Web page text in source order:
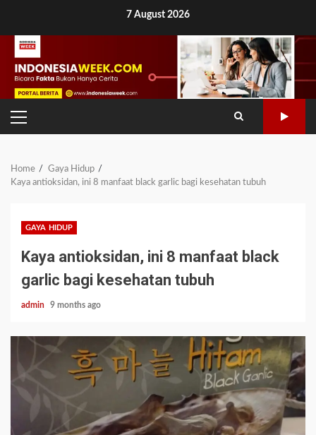
content
7 August 2026
PRIMARY
MENU
Home
Gaya Hidup
Kaya antioksidan, ini 8 manfaat black garlic bagi kesehatan tubuh
GAYA HIDUP
Kaya antioksidan, ini 8 manfaat black
garlic bagi kesehatan tubuh
admin 9 months ago